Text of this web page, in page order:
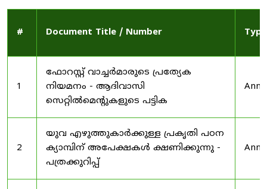
# Document Title / Number Type
1
ഫോറസ്റ്റ് വാച്ചർമാരുടെ പ്രത്യേക
നിയമനം - ആദിവാസി
സെറ്റിൽമെന്റുകളുടെ പട്ടിക
2
യുവ എഴുത്തുകാർക്കുള്ള പ്രകൃതി പഠന
ക്യാമ്പിന് അപേക്ഷകൾ ക്ഷണിക്കുന്നു -
പത്രക്കുറിപ്പ്